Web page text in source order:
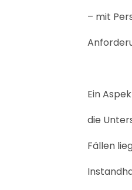
– mit
Ein
die
Fällen